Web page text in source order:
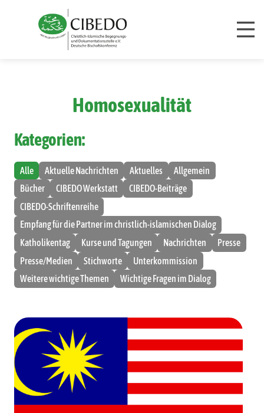
Homosexualität
Kategorien:
Alle Aktuelle Nachrichten Aktuelles
Allgemein
Bücher
CIBEDO Werkstatt
CIBEDO-Beiträge
CIBEDO-Schriftenreihe
Empfang für die Partner im christlich-islamischen Dialog
Katholikentag
Kurse und Tagungen Nachrichten
Presse
Presse/Medien
Stichworte
Unterkommission
Weitere wichtige Themen
Wichtige Fragen im Dialog